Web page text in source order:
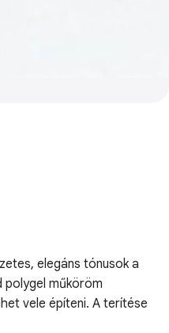
elegáns tónusok a
polygel műköröm
vele építeni. A terítése